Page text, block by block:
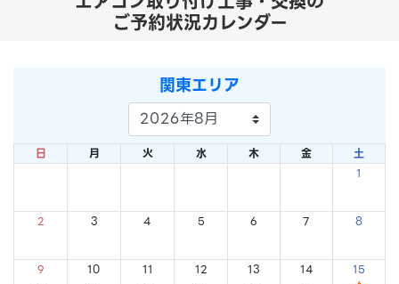
ご予約状況カレンダー
関東エリア
日 月 火 水 木 金
土
1
2 3 4 5 6 7 8
9 10 11 12 13 14 15